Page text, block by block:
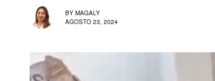
BY MAGALY
AGOSTO 23, 2024